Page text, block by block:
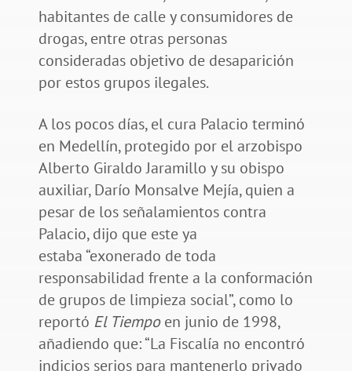
habitantes de calle y consumidores de
drogas, entre otras personas
consideradas objetivo de desaparición
por estos grupos ilegales.
A los pocos días, el cura Palacio terminó
en Medellín, protegido por el arzobispo
Alberto Giraldo Jaramillo y su obispo
auxiliar, Darío Monsalve Mejía, quien a
pesar de los señalamientos contra
Palacio, dijo que este ya
estaba “exonerado de toda
responsabilidad frente a la conformación
de grupos de limpieza social”, como lo
reportó El Tiempoen junio de 1998,
añadiendo que: “La Fiscalía no encontró
indicios serios para mantenerlo privado